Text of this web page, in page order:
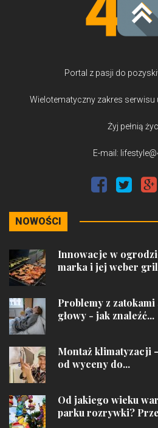
Portal z pasji do
Wielotematyczny zakres serwisu
Żyj pełnią
E-mail:
NOWOŚCI
Innowacje w
marka i jej weber
Problemy z
głowy - jak znaleźć...
Montaż klimatyzacji
od wyceny do...
Od jakiego wieku
parku rozrywki?